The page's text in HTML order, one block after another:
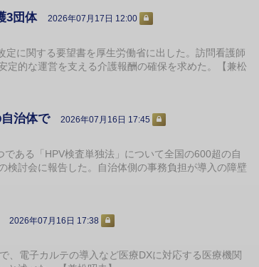
3団体 2026年07月17日 12:00
に関する要望書を厚生労働省に出した。訪問看護師
的な運営を支える介護報酬の確保を求めた。【兼松
治体で 2026年07月16日 17:45
ある「HPV検査単独法」について全国の600超の自
討会に報告した。自治体側の事務負担が導入の障壁
2026年07月16日 17:38
電子カルテの導入など医療DXに対応する医療機関